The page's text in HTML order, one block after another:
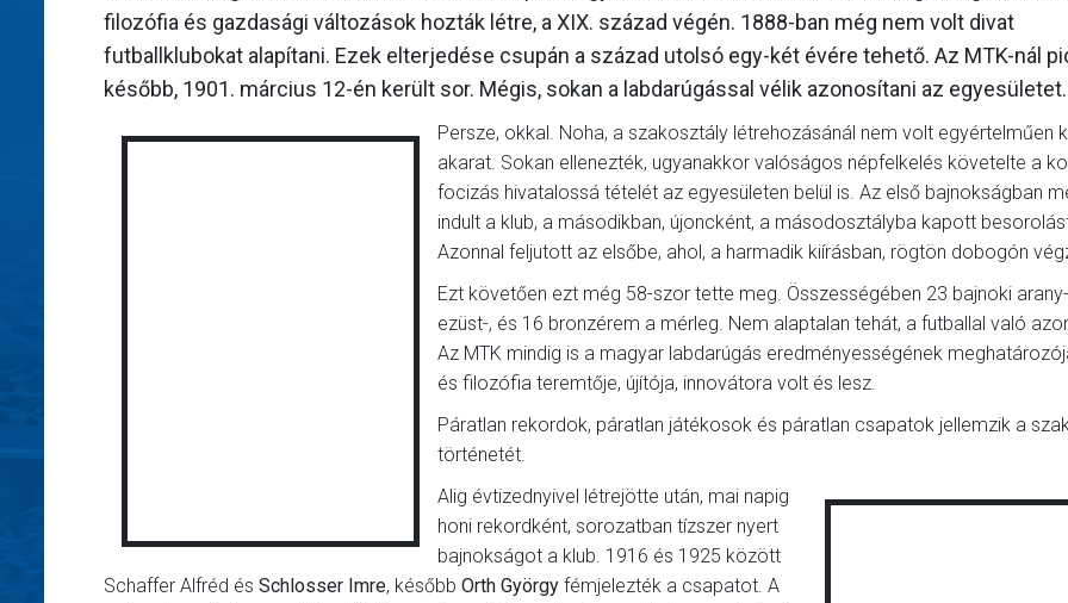
filozófia és gazdasági változások hozták létre, a XIX. század végén. 1888-ban még nem volt divat
futballklubokat alapítani. Ezek elterjedése csupán a század utolsó egy-két évére tehető. Az MTK-nál
később, 1901. március 12-én került sor. Mégis, sokan a labdarúgással vélik azonosítani az egyesületet.
Persze, okkal. Noha, a szakosztály létrehozásánál nem volt egyértelműen
akarat. Sokan ellenezték, ugyanakkor valóságos népfelkelés követelte a
focizás hivatalossá tételét az egyesületen belül is. Az első bajnokságban
indult a klub, a másodikban, újoncként, a másodosztályba kapott
Azonnal feljutott az elsőbe, ahol, a harmadik kiírásban, rögtön dobogón
Ezt követően ezt még 58-szor tette meg. Összességében 23 bajnoki
ezüst-, és 16 bronzérem a mérleg. Nem alaptalan tehát, a futballal való
Az MTK mindig is a magyar labdarúgás eredményességének
és filozófia teremtője, újítója, innovátora volt és lesz.
Páratlan rekordok, páratlan játékosok és páratlan csapatok jellemzik a
történetét.
Alig évtizednyivel létrejötte után, mai napig
honi rekordként, sorozatban tízszer nyert
bajnokságot a klub. 1916 és 1925 között
Schaffer Alfréd és Schlosser Imre, később Orth György fémjelezték a csapatot. A